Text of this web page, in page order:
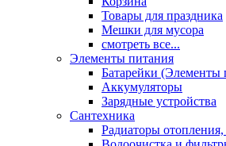
Товары для праздника
Мешки для мусора
смотреть все...
Элементы питания
Батарейки (Элементы
Аккумуляторы
Зарядные устройства
Сантехника
Радиаторы